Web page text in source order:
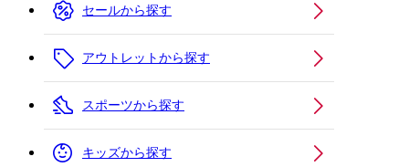
セールから探す
アウトレットから探す
スポーツから探す
キッズから探す